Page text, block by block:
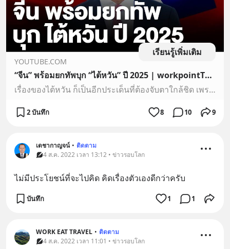
เรียนรู้เพิ่มเติม
YOUTUBE.COM
“จีน” พร้อมยกทัพบุก “ไต้หวัน” ปี 2025 | workpointTODAY
เรื่องของไต้หวัน ก็เป็นอีกประเด็นที่ต้องจับตาใกล้ชิด เพราะในช่วงเกือบสัปดาห์ที่ผ่านมา มีความตึงเครียดเกิดขึ้น หลังจีนส่งเครื่องบินรบเข้าไปในจุดที่ไต้หวันบอกว...
2 บันทึก 8 10 9
เดชากาญจน์ • ติดตาม
4 ส.ค. 2022 เวลา 13:12 • ข่าวรอบโลก
ไม่มีประโยชน์ที่จะไปคิด คิดเรื่องตัวเองดีกว่าครับ
บันทึก 1 1
WORK EAT TRAVEL • ติดตาม
4 ส.ค. 2022 เวลา 11:01 • ข่าวรอบโลก